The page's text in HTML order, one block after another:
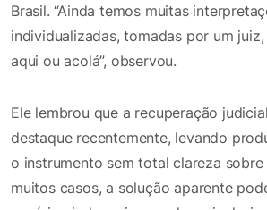
Brasil. “Ainda temos muitas
individualizadas, tomadas por um
aqui ou acolá”, observou.
Ele lembrou que a recuperação
destaque recentemente, levando
o instrumento sem total clareza sobre
muitos casos, a solução aparente